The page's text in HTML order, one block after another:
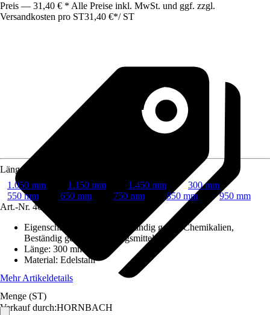
Preis — 31,40 € * Alle Preise inkl. MwSt. und ggf. zzgl.
Versandkosten pro ST31,40 €*/ ST
Verkauf durch:HORNBACH
Länge
1.050 mm
1.150 mm 1.450 mm
300 mm
550 mm
650 mm 750 mm 850 mm
950 mm
Art.-Nr. 4686125
Eigenschaften
Rostfrei, Beständig gegen Chemikalien,
Beständig gegen Reinigungsmittel
Länge: 300 mm
Material: Edelstahl
Mehr Artikeldetails
Menge (ST)